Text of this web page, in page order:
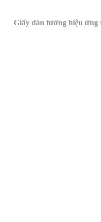
Giấy dán tường hiệu ứng